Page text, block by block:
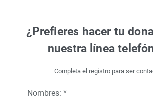
¿Prefieres hacer tu
nuestra línea
Completa el registro para ser
Nombres: *